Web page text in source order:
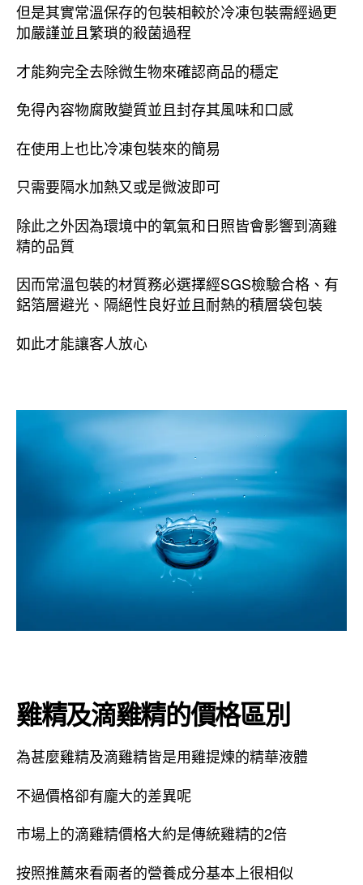
但是其實常溫保存的包裝相較於冷凍包裝需經過更
加嚴謹並且繁瑣的殺菌過程
才能夠完全去除微生物來確認商品的穩定
免得內容物腐敗變質並且封存其風味和口感
在使用上也比冷凍包裝來的簡易
只需要隔水加熱又或是微波即可
除此之外因為環境中的氧氣和日照皆會影響到滴雞
精的品質
因而常溫包裝的材質務必選擇經SGS檢驗合格、有
鋁箔層避光、隔絕性良好並且耐熱的積層袋包裝
如此才能讓客人放心
雞精及滴雞精的價格區別
為甚麼雞精及滴雞精皆是用雞提煉的精華液體
不過價格卻有龐大的差異呢
市場上的滴雞精價格大約是傳統雞精的2倍
按照推薦來看兩者的營養成分基本上很相似